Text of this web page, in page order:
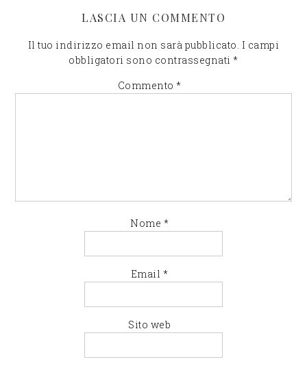
LASCIA UN COMMENTO
Il tuo indirizzo email non sarà pubblicato. I campi
obbligatori sono contrassegnati*
Commento *
Nome *
Email *
Sito web